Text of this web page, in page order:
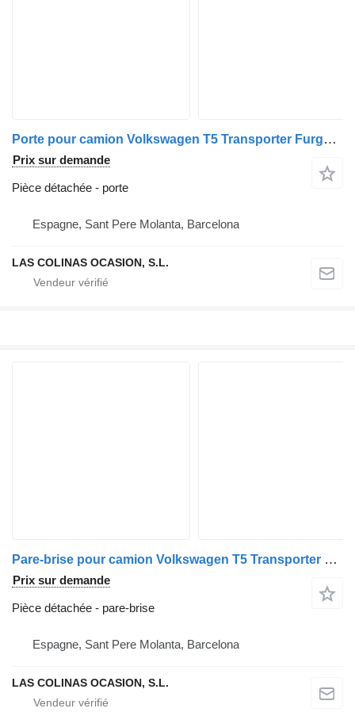
Porte pour camion Volkswagen T5 Transporter Furgón/Combi (7H)(04.2003->)
Prix sur demande
Pièce détachée - porte
Espagne, Sant Pere Molanta, Barcelona
LAS COLINAS OCASION, S.L.
Pare-brise pour camion Volkswagen T5 Transporter Furgón/Combi (7H)(04.2003->)
Prix sur demande
Pièce détachée - pare-brise
Espagne, Sant Pere Molanta, Barcelona
LAS COLINAS OCASION, S.L.